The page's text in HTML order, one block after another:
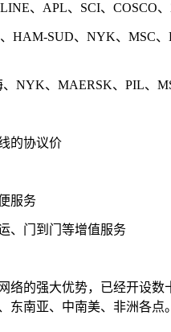
、APL、SCI、COSCO
HAM-SUD、NYK、MSC、
NYK、MAERSK、PIL、
的协议价
服务
、门到门等增值服务
络的强大优势，已经开设数
东南亚、中南美、非洲各点